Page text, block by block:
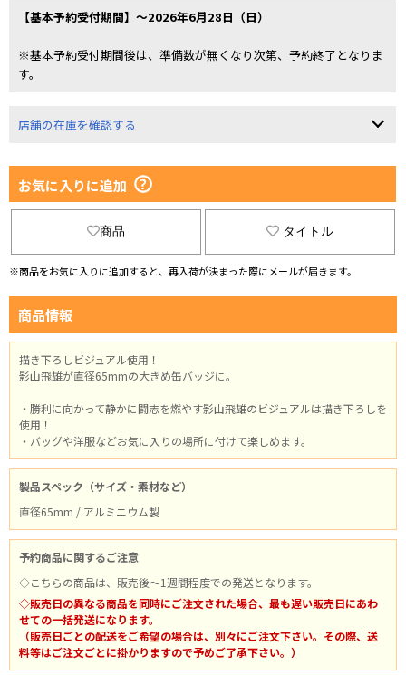
【基本予約受付期間】～2026年6月28日（日）
※基本予約受付期間後は、準備数が無くなり次第、予約終了となりま
す。
店舗の在庫を確認する
お気に入りに追加
商品 タイトル
※商品をお気に入りに追加すると、再入荷が決まった際にメールが届きます。
商品情報
描き下ろしビジュアル使用！
影山飛雄が直径65mmの大きめ缶バッジに。
・勝利に向かって静かに闘志を燃やす影山飛雄のビジュアルは描き下ろしを
使用！
・バッグや洋服などお気に入りの場所に付けて楽しめます。
製品スペック（サイズ・素材など）
直径65mm / アルミニウム製
予約商品に関するご注意
◇こちらの商品は、販売後～1週間程度での発送となります。
◇販売日の異なる商品を同時にご注文された場合、最も遅い販売日にあわ
せての一括発送になります。
（販売日ごとの配送をご希望の場合は、別々にご注文下さい。その際、送
料等はご注文ごとに掛かりますので予めご了承下さい。）